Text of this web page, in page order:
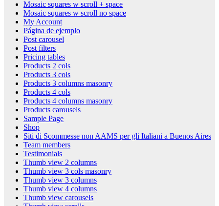
Mosaic squares w scroll + space
Mosaic squares w scroll no space
My Account
Página de ejemplo
Post carousel
Post filters
Pricing tables
Products 2 cols
Products 3 cols
Products 3 columns masonry
Products 4 cols
Products 4 columns masonry
Products carousels
Sample Page
Shop
Siti di Scommesse non AAMS per gli Italiani a Buenos Aires
Team members
Testimonials
Thumb view 2 columns
Thumb view 3 cols masonry
Thumb view 3 columns
Thumb view 4 columns
Thumb view carousels